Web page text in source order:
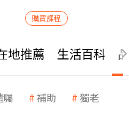
購買課程
地推薦 生活百科
囑 補助 獨老